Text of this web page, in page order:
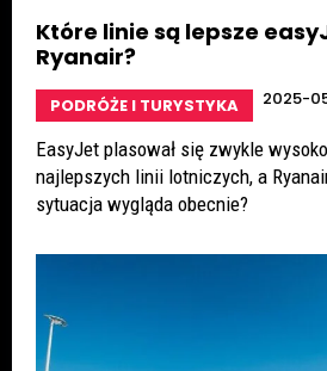
Które linie są lepsze
Ryanair?
PODRÓŻE I TURYSTYKA 2025-
EasyJet plasował się zwykle
najlepszych linii lotniczych, a
sytuacja wygląda obecnie?